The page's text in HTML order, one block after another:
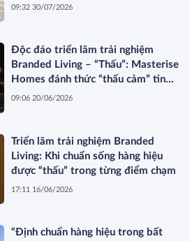
sang kết nối toàn cầu
09:32 30/07/2026
Độc đáo triển lãm trải nghiệm
Branded Living – “Thấu”: Masterise
Homes đánh thức “thấu cảm” tinh
hoa về không gian sống hàng hiệu
09:06 20/06/2026
Triển lãm trải nghiệm Branded
Living: Khi chuẩn sống hàng hiệu
được “thấu” trong từng điểm chạm
17:11 16/06/2026
“Định chuẩn hàng hiệu trong bất